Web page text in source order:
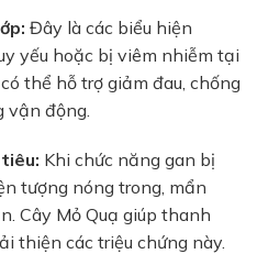
Đây là các biểu hiện
yếu hoặc bị viêm nhiễm tại
thể hỗ trợ giảm đau, chống
động.
Khi chức năng gan bị
tượng nóng trong, mẩn
Cây Mỏ Quạ giúp thanh
thiện các triệu chứng này.